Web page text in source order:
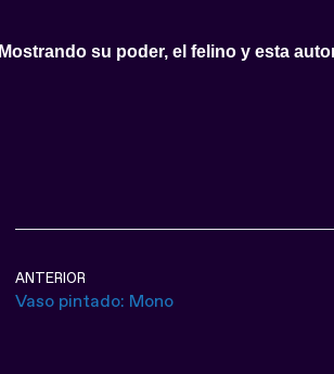
Mostrando su poder, el felino y esta
ANTERIOR
Vaso pintado: Mono